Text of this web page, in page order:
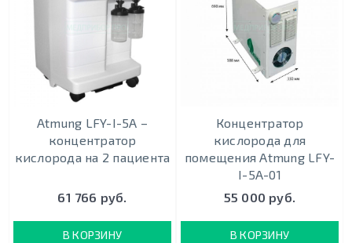
Atmung LFY-I-5A –
концентратор
кислорода на 2 пациента
61 766 руб.
В КОРЗИНУ
Концентратор
кислорода для
помещения Atmung LFY-
I-5A-01
55 000 руб.
В КОРЗИНУ